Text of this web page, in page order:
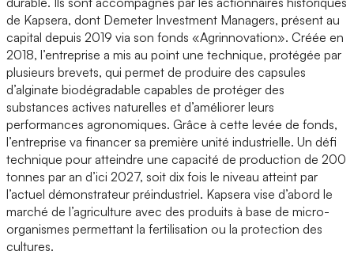
de Kapsera, dont Demeter Investment Managers, présent au
capital depuis 2019 via son fonds «Agrinnovation». Créée en
2018, l’entreprise a mis au point une technique, protégée par
plusieurs brevets, qui permet de produire des capsules
d’alginate biodégradable capables de protéger des
substances actives naturelles et d’améliorer leurs
performances agronomiques. Grâce à cette levée de fonds,
l’entreprise va financer sa première unité industrielle. Un défi
technique pour atteindre une capacité de production de 200
tonnes par an d’ici 2027, soit dix fois le niveau atteint par
l’actuel démonstrateur préindustriel. Kapsera vise d’abord le
marché de l’agriculture avec des produits à base de micro-
organismes permettant la fertilisation ou la protection des
cultures.